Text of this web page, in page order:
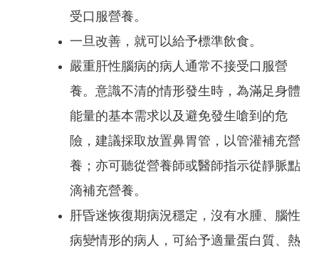
受口服營養。
一旦改善，就可以給予標準飲食。
嚴重肝性腦病的病人通常不接受口服營
養。意識不清的情形發生時，為滿足身體
能量的基本需求以及避免發生嗆到的危
險，建議採取放置鼻胃管，以管灌補充營
養；亦可聽從營養師或醫師指示從靜脈點
滴補充營養。
肝昏迷恢復期病況穩定，沒有水腫、腦性
病變情形的病人，可給予適量蛋白質、熱